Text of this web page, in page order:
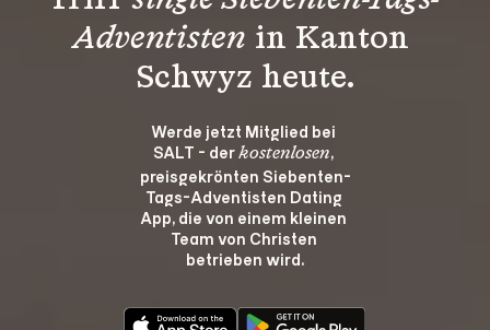
Adventisten in Kanton
Schwyz heute.
Werde jetzt Mitglied bei
SALT - der kostenlosen,
preisgekrönten Siebenten-
Tags-Adventisten Dating
App, die von einem kleinen
Team von Christen
betrieben wird.